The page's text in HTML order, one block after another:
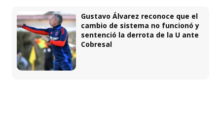
Gustavo Álvarez reconoce que el
cambio de sistema no funcionó y
sentenció la derrota de la U ante
Cobresal